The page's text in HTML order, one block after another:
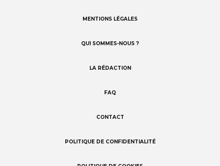
MENTIONS LÉGALES
QUI SOMMES-NOUS ?
LA RÉDACTION
FAQ
CONTACT
POLITIQUE DE CONFIDENTIALITÉ